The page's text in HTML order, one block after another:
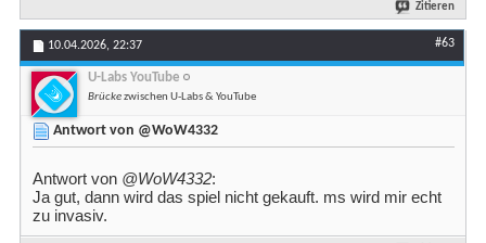
Zitieren
10.04.2026, 22:37 #63
U-Labs YouTube
Brückezwischen U-Labs & YouTube
Antwort von @WoW4332
Antwort von @WoW4332:
Ja gut, dann wird das spiel nicht gekauft. ms wird mir echt
zu invasiv.